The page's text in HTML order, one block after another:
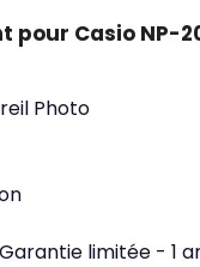
pour Casio NP-
Photo
Garantie limitée - 1